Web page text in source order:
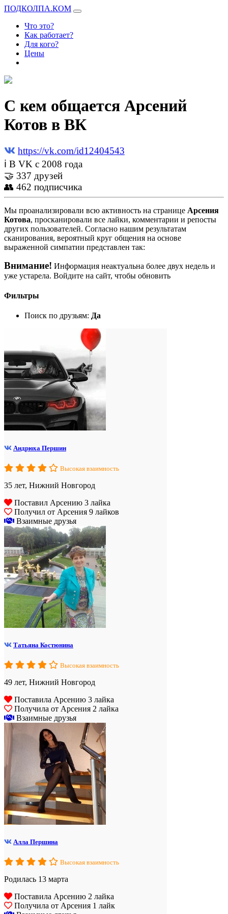
ПОДКОЛПА.КОМ
Что это?
Как работает?
Для кого?
Цены
С кем общается Арсений
Котов в ВК
https://vk.com/id12404543
ℹ В VK с 2008 года
🤝 337 друзей
👥 462 подписчика
Мы проанализировали всю активность на странице Арсения
Котова, просканировали все лайки, комментарии и репосты
других пользователей. Согласно нашим результатам
сканирования, вероятный круг общения на основе
выраженной симпатии представлен так:
Внимание! Информация неактуальна более двух недель и
уже устарела. Войдите на сайт, чтобы обновить
Фильтры
Поиск по друзьям: Да
Андрюха Першин
Высокая взаимность
35 лет, Нижний Новгород
Поставил Арсению 3 лайка
Получил от Арсения 9 лайков
Взаимные друзья
Татьяна Костюнина
Высокая взаимность
49 лет, Нижний Новгород
Поставила Арсению 3 лайка
Получила от Арсения 2 лайка
Взаимные друзья
Алла Першина
Высокая взаимность
Родилась 13 марта
Поставила Арсению 2 лайка
Получила от Арсения 1 лайк